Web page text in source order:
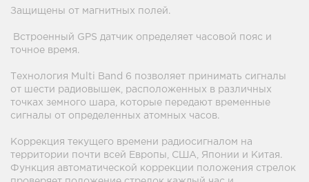
Защищены от магнитных полей.
Встроенный GPS датчик определяет часовой пояс и
точное время.
Технология Multi Band 6 позволяет принимать сигналы
от шести радиовышек, расположенных в различных
точках земного шара, которые передают временные
сигналы от определенных атомных часов.
Коррекция текущего времени радиосигналом на
территории почти всей Европы, США, Японии и Китая.
Функция автоматической коррекции положения стрелок